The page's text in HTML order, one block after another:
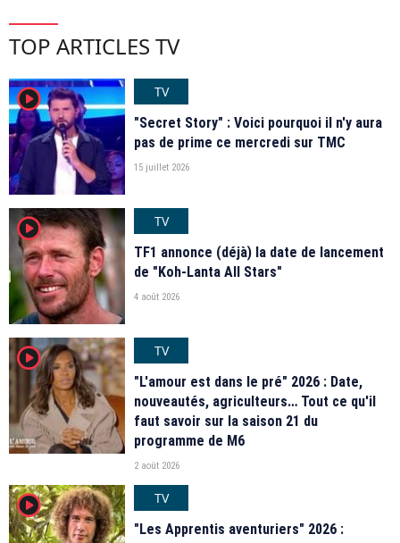
TOP ARTICLES TV
player2
TV
"Secret Story" : Voici pourquoi il n'y aura
pas de prime ce mercredi sur TMC
15 juillet 2026
player2
TV
TF1 annonce (déjà) la date de lancement
de "Koh-Lanta All Stars"
4 août 2026
player2
TV
"L'amour est dans le pré" 2026 : Date,
nouveautés, agriculteurs… Tout ce qu'il
faut savoir sur la saison 21 du
programme de M6
2 août 2026
player2
TV
"Les Apprentis aventuriers" 2026 :